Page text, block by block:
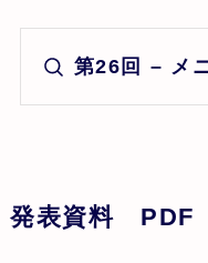
第26回 – メ
発表資料 PDF